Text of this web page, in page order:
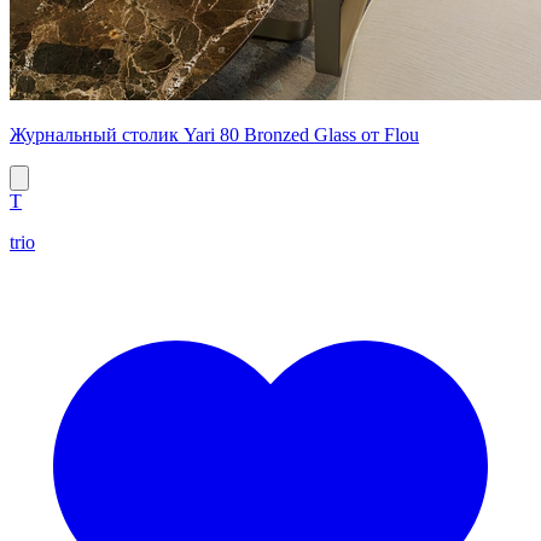
Журнальный столик Yari 80 Bronzed Glass от Flou
T
trio